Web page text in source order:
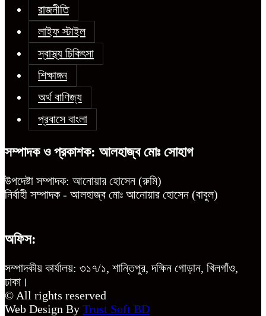
রাজনীতি
লাইফ স্টাইল
স্বাস্থ্য চিকিৎসা
শিক্ষাঙ্গন
অর্থ বাণিজ্য
প্রবাসে বাংলা
সম্পাদক ও প্রকাশক: আলহাজ্ব মোঃ সোহাগ
উপদেষ্টা সম্পাদক: আনোয়ার হোসেন (রুমি)
নির্বাহী সম্পাদক - আলহাজ্ব মোঃ আনোয়ার হোসেন (বাবুল)
অফিস:
সম্পাদকীয় কার্যালয়: ৩১৭/১, শান্তিপুর, দক্ষিন গোড়ান, খিলগাঁও,
ঢাকা।
© All rights reserved
Web Design By Trust Soft BD